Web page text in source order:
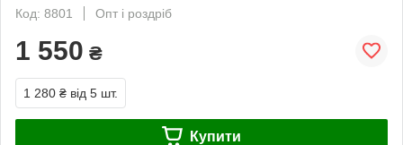
Код: 8801
Опт і роздріб
1 550 ₴
1 280 ₴ від 5 шт.
Купити